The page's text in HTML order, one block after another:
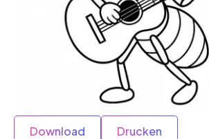
Download Drucken